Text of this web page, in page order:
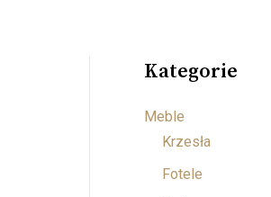
Kategorie
Meble
Krzesła
Fotele